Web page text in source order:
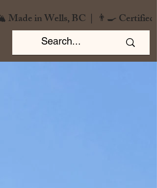
in Wells, BC  |  👨‍🍳 Certified